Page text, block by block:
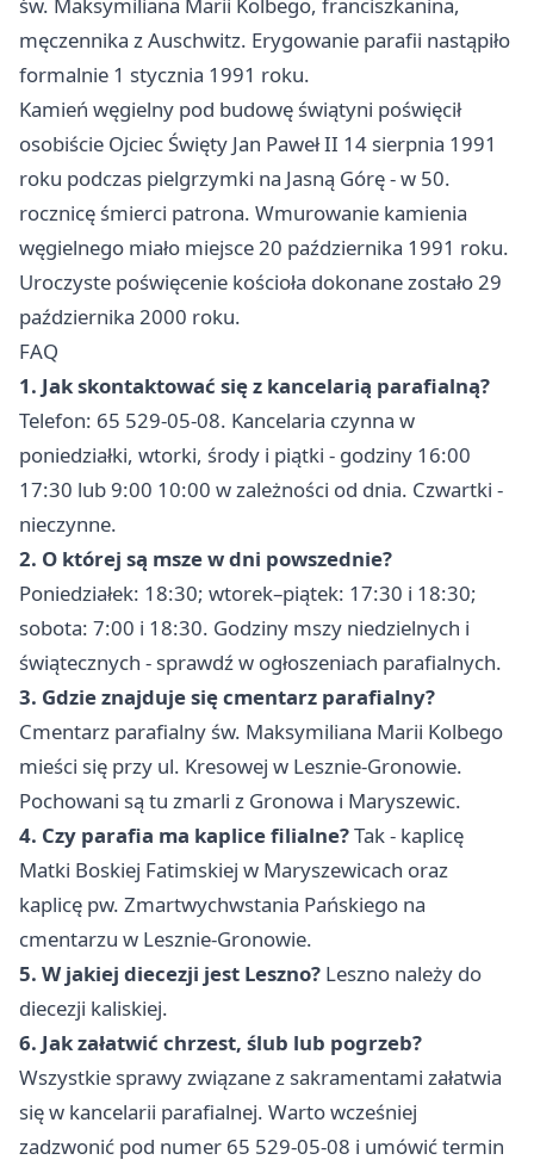
św. Maksymiliana Marii Kolbego, franciszkanina,
męczennika z Auschwitz. Erygowanie parafii nastąpiło
formalnie 1 stycznia 1991 roku.
Kamień węgielny pod budowę świątyni poświęcił
osobiście Ojciec Święty Jan Paweł II 14 sierpnia 1991
roku podczas pielgrzymki na Jasną Górę - w 50.
rocznicę śmierci patrona. Wmurowanie kamienia
węgielnego miało miejsce 20 października 1991 roku.
Uroczyste poświęcenie kościoła dokonane zostało 29
października 2000 roku.
FAQ
1. Jak skontaktować się z kancelarią parafialną?
Telefon: 65 529-05-08. Kancelaria czynna w
poniedziałki, wtorki, środy i piątki - godziny 16:00
17:30 lub 9:00 10:00 w zależności od dnia. Czwartki -
nieczynne.
2. O której są msze w dni powszednie?
Poniedziałek: 18:30; wtorek–piątek: 17:30 i 18:30;
sobota: 7:00 i 18:30. Godziny mszy niedzielnych i
świątecznych - sprawdź w ogłoszeniach parafialnych.
3. Gdzie znajduje się cmentarz parafialny?
Cmentarz parafialny św. Maksymiliana Marii Kolbego
mieści się przy ul. Kresowej w Lesznie-Gronowie.
Pochowani są tu zmarli z Gronowa i Maryszewic.
4. Czy parafia ma kaplice filialne?Tak - kaplicę
Matki Boskiej Fatimskiej w Maryszewicach oraz
kaplicę pw. Zmartwychwstania Pańskiego na
cmentarzu w Lesznie-Gronowie.
5. W jakiej diecezji jest Leszno? Leszno należy do
diecezji kaliskiej.
6. Jak załatwić chrzest, ślub lub pogrzeb?
Wszystkie sprawy związane z sakramentami załatwia
się w kancelarii parafialnej. Warto wcześniej
zadzwonić pod numer 65 529-05-08 i umówić termin